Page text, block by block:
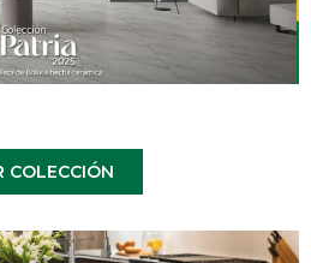
COLECCIÓN